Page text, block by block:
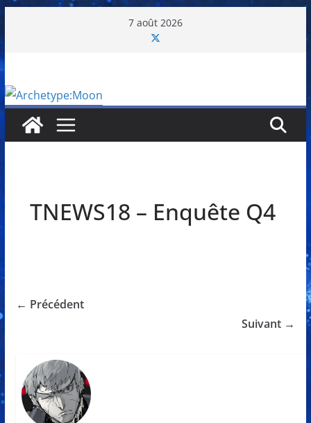
contenu
7 août 2026
TNEWS18 – Enquête Q4
← Précédent
Suivant →